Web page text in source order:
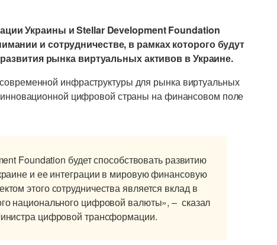
Украины и Stellar Development Foundation
и сотрудничестве, в рамках которого будут
рынка виртуальных активов в Украине.
инфраструктуры для рынка виртуальных
инновационной цифровой страны на финансовом поле
Foundation будет способствовать развитию
и ее интеграции в мировую финансовую
этого сотрудничества является вклад в
национального цифровой валюты», – сказал
цифровой трансформации.